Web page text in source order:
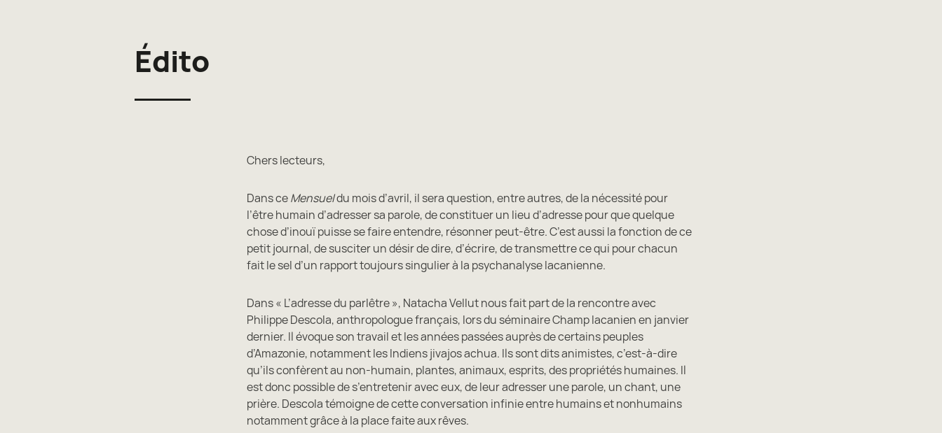
Édito
Chers lecteurs,
Dans ceMensueldu mois d’avril, il sera question, entre autres, de la nécessité pour
l’être humain d’adresser sa parole, de constituer un lieu d’adresse pour que quelque
chose d’inouï puisse se faire entendre, résonner peut-être. C’est aussi la fonction de ce
petit journal, de susciter un désir de dire, d’écrire, de transmettre ce qui pour chacun
fait le sel d’un rapport toujours singulier à la psychanalyse lacanienne.
Dans « L’adresse du parlêtre », Natacha Vellut nous fait part de la rencontre avec
Philippe Descola, anthropologue français, lors du séminaire Champ lacanien en janvier
dernier. Il évoque son travail et les années passées auprès de certains peuples
d’Amazonie, notamment les Indiens jivajos achua. Ils sont dits animistes, c’est-à-dire
qu’ils confèrent au non-humain, plantes, animaux, esprits, des propriétés humaines. Il
est donc possible de s’entretenir avec eux, de leur adresser une parole, un chant, une
prière. Descola témoigne de cette conversation infinie entre humains et nonhumains
notamment grâce à la place faite aux rêves.